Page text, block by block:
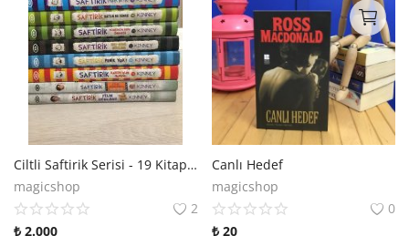
Ciltli Saftirik Serisi - 19 Kitap Set
magicshop
2
₺ 2.000
Canlı Hedef
magicshop
0
₺20